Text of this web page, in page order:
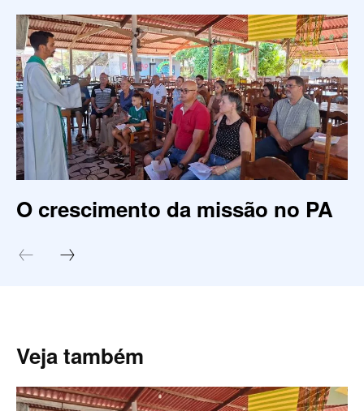
O crescimento da missão no PA
Veja também